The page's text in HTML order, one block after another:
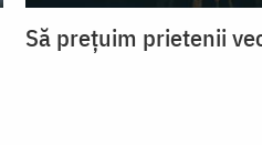
Să prețuim prietenii